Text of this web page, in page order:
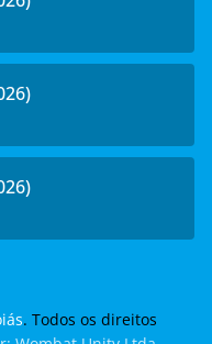
. Todos os direitos